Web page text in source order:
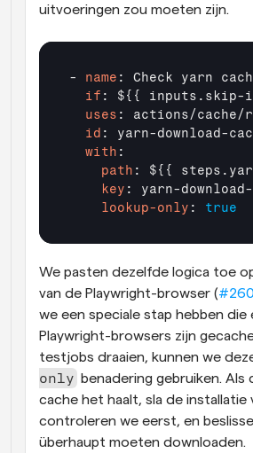
uitvoeringen zou moeten zijn.
- name
  if
: ${{
  uses
  id
  with
    path
    key
: yarn-
    lookup-only
: true
We pasten dezelfde logica toe
van de Playwright-browser (
we een speciale stap hebben
Playwright-browsers zijn
testjobs draaien, kunnen we
only
benadering gebruiken. Als
cache het haalt, sla de installatie
controleren we eerst, en
überhaupt moeten downloaden.